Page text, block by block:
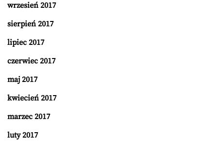
wrzesień 2017
sierpień 2017
lipiec 2017
czerwiec 2017
maj 2017
kwiecień 2017
marzec 2017
luty 2017